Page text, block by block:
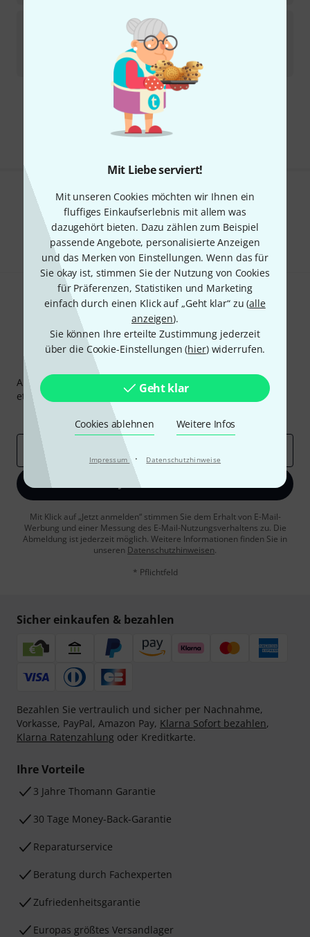
Mit Liebe serviert!
Mit unseren Cookies möchten wir Ihnen ein
fluffiges Einkaufserlebnis mit allem was
dazugehört bieten. Dazu zählen zum Beispiel
passende Angebote, personalisierte Anzeigen
und das Merken von Einstellungen. Wenn das für
Sie okay ist, stimmen Sie der Nutzung von Cookies
für Präferenzen, Statistiken und Marketing
einfach durch einen Klick auf „Geht klar“ zu (alle
anzeigen).
Sie können Ihre erteilte Zustimmung jederzeit
über die Cookie-Einstellungen (hier) widerrufen.
Geht klar
Cookies ablehnen Weitere Infos
Impressum · Datenschutzhinweise
BrasstacheSanta Beard for Trumpet
1
Sofort lieferbar
€
Kostenloser Versand ab 29 €
Alle Preise inkl. MwSt.
Gefällt Ihnen, was Sie sehen?
Teilen Hilfe & Feedback
Thomann Newsletter
Abonniere den Thomann Newsletter und gewinne mit
etwas Glück einen von
50 Gutscheinen 50€
Inspirierende Beiträge
Jetzt anmelden
Mit Klick auf „Jetzt anmelden“ stimmen Sie dem Erhalt von E-Mail-
Werbung und einer Messung des E-Mail-Nutzungsverhaltens zu. Die
Abmeldung ist jederzeit möglich. Weitere Informationen finden Sie in
unseren Datenschutzhinweisen.
* Pflichtfeld
Sicher einkaufen & bezahlen
Bezahlen Sie vertraulich und sicher per Nachnahme,
Vorkasse, PayPal, Amazon Pay, Klarna Sofort bezahlen,
Klarna Ratenzahlung oder Kreditkarte.
Ihre Vorteile
3 Jahre Thomann Garantie
30 Tage Money-Back-Garantie
Reparaturservice
Beratung durch Fachexperten
Zufriedenheitsgarantie
Europas größtes Versandlager